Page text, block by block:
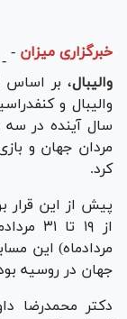
خبرگزاری میزان -
والیبال، بر اساس
والیبال و
سال آینده در سه
کرد.
پیش از این قرار
مردادماه) این
جهان در روسیه
دکتر محمدرضا